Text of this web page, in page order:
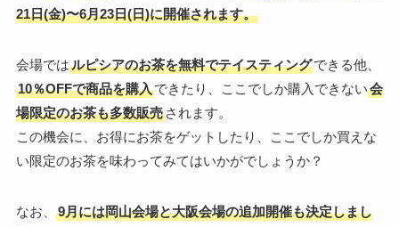
21日(金)〜6月23日(日)に開催されます。
会場ではルピシアのお茶を無料でテイスティングできる他、
10％OFFで商品を購入できたり、ここでしか購入できない会
場限定のお茶も多数販売されます。
この機会に、お得にお茶をゲットしたり、ここでしか買えな
い限定のお茶を味わってみてはいかがでしょうか？
なお、
9月には岡山会場と大阪会場の追加開催も決定しまし